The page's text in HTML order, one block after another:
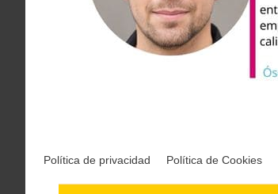
Política de privacidad Política de Cookies